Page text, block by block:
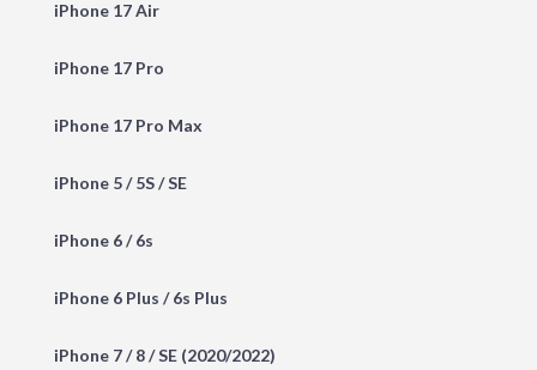
iPhone 17 Air
iPhone 17 Pro
iPhone 17 Pro Max
iPhone 5 / 5S / SE
iPhone 6 / 6s
iPhone 6 Plus / 6s Plus
iPhone 7 / 8 / SE (2020/2022)